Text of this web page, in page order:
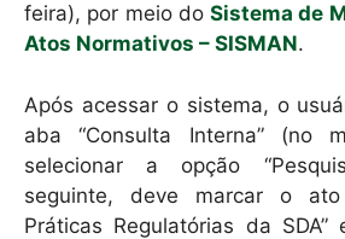
feira), por meio doSistema de
Atos Normativos – SISMAN.
Após acessar o sistema, o
aba “Consulta Interna” (no
selecionar a opção
seguinte, deve marcar o
Práticas Regulatórias da